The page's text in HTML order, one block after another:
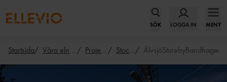
SÖK LOGGA IN MENY
Startsida ÄlvsjöSturebyBandhagen